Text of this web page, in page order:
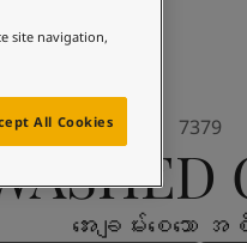
7379
အေးချမ်းစေသော
site navigation,
All Cookies